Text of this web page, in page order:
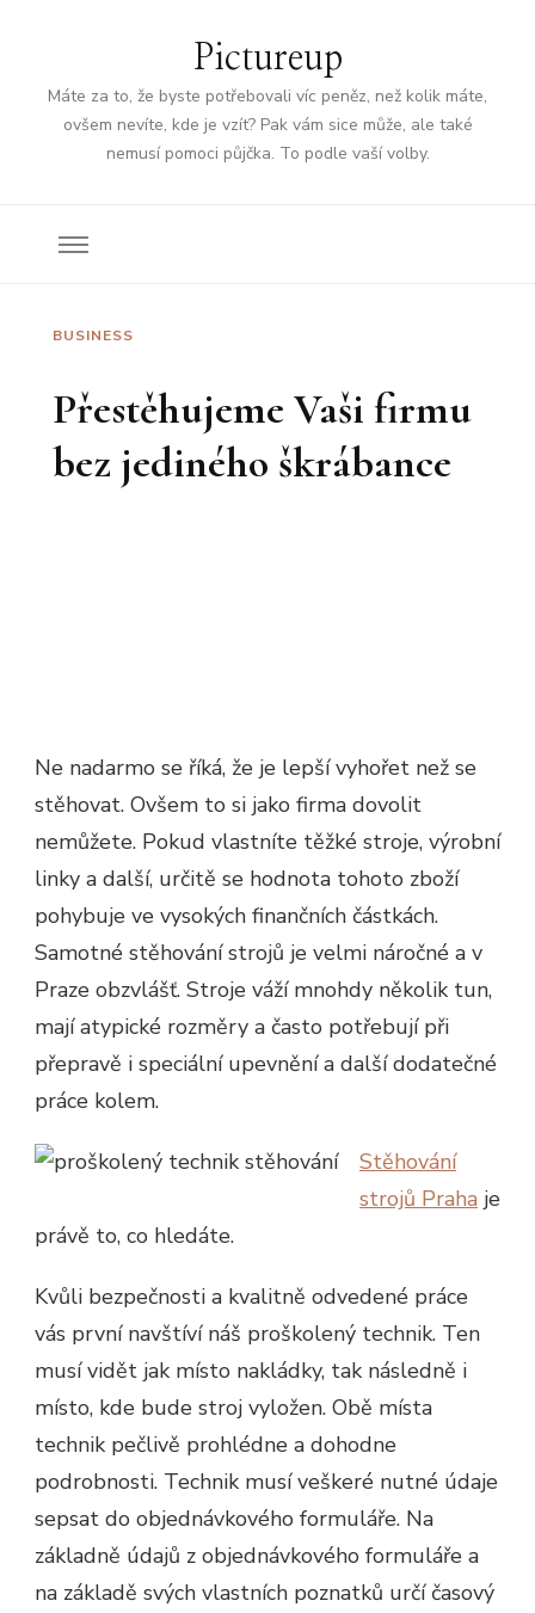
Pictureup
Máte za to, že byste potřebovali víc peněz, než kolik máte,
ovšem nevíte, kde je vzít? Pak vám sice může, ale také
nemusí pomoci půjčka. To podle vaší volby.
BUSINESS
Přestěhujeme Vaši firmu
bez jediného škrábance
Ne nadarmo se říká, že je lepší vyhořet než se
stěhovat. Ovšem to si jako firma dovolit
nemůžete. Pokud vlastníte těžké stroje, výrobní
linky a další, určitě se hodnota tohoto zboží
pohybuje ve vysokých finančních částkách.
Samotné stěhování strojů je velmi náročné a v
Praze obzvlášť. Stroje váží mnohdy několik tun,
mají atypické rozměry a často potřebují při
přepravě i speciální upevnění a další dodatečné
práce kolem.
Stěhování
strojů Praha je
právě to, co hledáte.
Kvůli bezpečnosti a kvalitně odvedené práce
vás první navštíví náš proškolený technik. Ten
musí vidět jak místo nakládky, tak následně i
místo, kde bude stroj vyložen. Obě místa
technik pečlivě prohlédne a dohodne
podrobnosti. Technik musí veškeré nutné údaje
sepsat do objednávkového formuláře. Na
základně údajů z objednávkového formuláře a
na základě svých vlastních poznatků určí časový